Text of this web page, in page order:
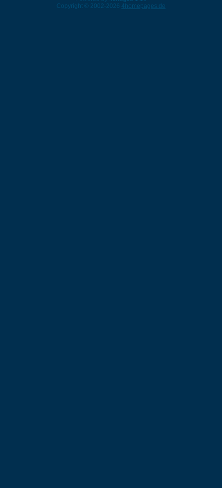
Copyright © 2002-2026 4homepages.de